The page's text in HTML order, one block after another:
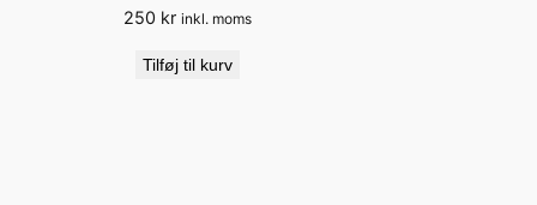
250 kr inkl. moms
Tilføj til kurv